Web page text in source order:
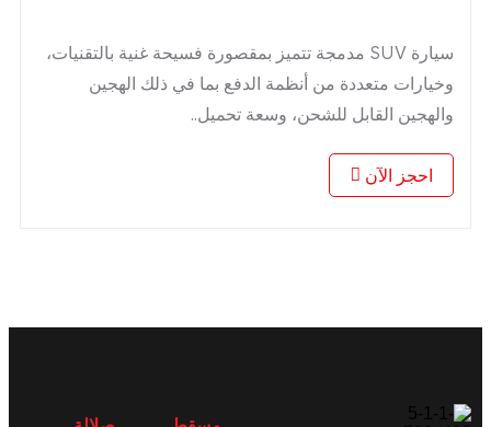
سيارة SUV مدمجة تتميز بمقصورة فسيحة غنية بالتقنيات،
وخيارات متعددة من أنظمة الدفع بما في ذلك الهجين
والهجين القابل للشحن، وسعة تحميل..
احجز الآن